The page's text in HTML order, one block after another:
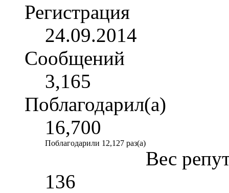
Регистрация
24.09.2014
Сообщений
3,165
Поблагодарил(а)
16,700
Поблагодарили 12,127 раз(а)
Вес
136